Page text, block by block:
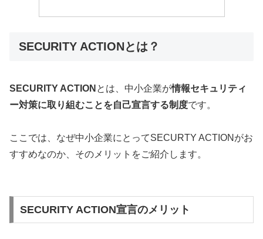
SECURITY ACTIONとは？
SECURITY ACTION とは、中小企業が情報セキュリティ
ー対策に取り組むことを自己宣言する制度です。
ここでは、なぜ中小企業にとってSECURTY ACTIONがお
すすめなのか、そのメリットをご紹介します。
SECURITY ACTION宣言のメリット